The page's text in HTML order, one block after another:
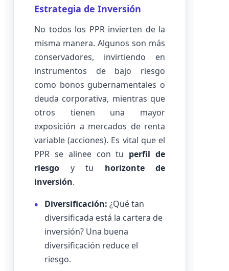
Estrategia de Inversión
No todos los PPR invierten de la
misma manera. Algunos son más
conservadores, invirtiendo en
instrumentos de bajo riesgo
como bonos gubernamentales o
deuda corporativa, mientras que
otros tienen una mayor
exposición a mercados de renta
variable (acciones). Es vital que el
PPR se alinee con tu perfil de
riesgo y tu horizonte de
inversión.
Diversificación: ¿Qué tan
diversificada está la cartera de
inversión? Una buena
diversificación reduce el
riesgo.